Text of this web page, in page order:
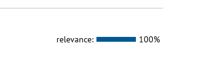
relevance: 100%